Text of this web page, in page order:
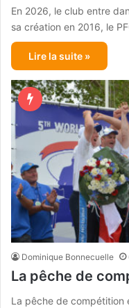
En 2026, le club entre
sa création en 2016, le
Lire la suite »
Dominique Bonnecuelle
La pêche de
La pêche de compétition